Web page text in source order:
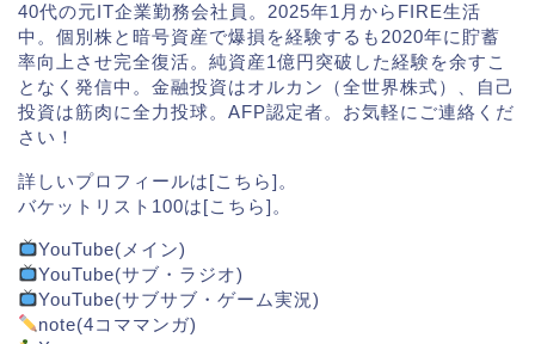
40代の元IT企業勤務会社員。2025年1月からFIRE生活
中。個別株と暗号資産で爆損を経験するも2020年に貯蓄
率向上させ完全復活。純資産1億円突破した経験を余すこ
となく発信中。金融投資はオルカン（全世界株式）、自己
投資は筋肉に全力投球。AFP認定者。お気軽にご連絡くだ
さい！
詳しいプロフィールは[こちら]。
バケットリスト100は[こちら]。
YouTube(メイン)
YouTube(サブ・ラジオ)
YouTube(サブサブ・ゲーム実況)
note(4コママンガ)